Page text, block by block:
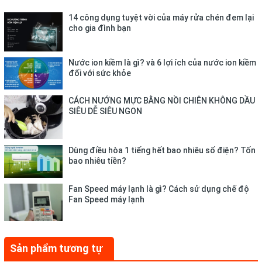
* Kết quả kiểm tra cho thấy hộp chứa nước không chứa chất BPA,
được kiểm chứng bởi Tổ chức Quốc tế TÜV Rheinland có trụ sở tại
14 công dụng tuyệt vời của máy rửa chén đem lại
cho gia đình bạn
Nước ion kiềm là gì? và 6 lợi ích của nước ion kiềm
đối với sức khỏe
CÁCH NƯỚNG MỰC BẰNG NỒI CHIÊN KHÔNG DẦU
SIÊU DỄ SIÊU NGON
Dùng điều hòa 1 tiếng hết bao nhiêu số điện? Tốn
bao nhiêu tiền?
Fan Speed máy lạnh là gì? Cách sử dụng chế độ
Fan Speed máy lạnh
Sản phẩm tương tự